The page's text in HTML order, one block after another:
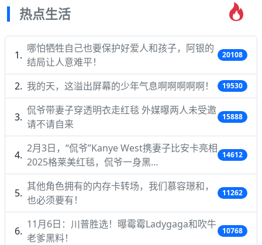
热点生活
哪怕牺牲自己也要保护好爱人和孩子，阿银的
结局让人意难平！
20108
我的天，这溢出屏幕的少年气息啊啊啊啊啊！ 19530
侃爷带妻子穿透明衣走红毯 外媒曝两人未受邀
请不请自来
15888
2月3日，“侃爷”Kanye West携妻子比安卡亮相
2025格莱美红毯，侃爷一身黑…
14612
其他角色拥有的内存卡转场，我们慕容璟和，
也必须要有！
11262
11月6日：川普胜选！曝霉霉Ladygaga和吹牛
老爹黑料！
10768